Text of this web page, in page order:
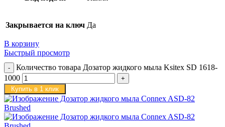
Закрывается на ключ Да
В корзину
Быстрый просмотр
Количество товара Дозатор жидкого мыла Ksitex SD 1618-
1000
Купить в 1 клик